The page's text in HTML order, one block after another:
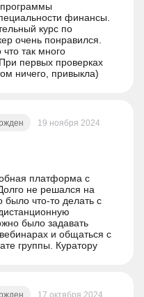
финансы.
курс по
очень понравился.
так много
первых проверках
ничего, привыкла)
19 ноября 2024
платформа с
не решался на
что-то делать с
было задавать
и общаться с
группы. Куратору